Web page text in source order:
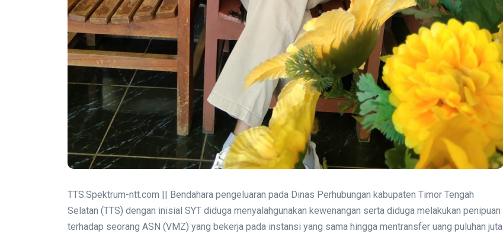
TTS.Spektrum-ntt.com || Bendahara pengeluaran pada Dinas Perhubungan kabupaten Timor Tengah
Selatan (TTS) dengan inisial SYT diduga menyalahgunakan kewenangan serta diduga melakukan penipuan
terhadap seorang ASN (VMZ) yang bekerja pada instansi yang sama hingga mentransfer uang puluhan juta